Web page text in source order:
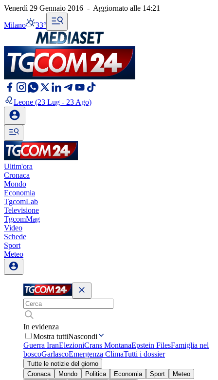
Venerdì 29 Gennaio 2016 - Aggiornato alle 14:21
Milano 33°
Leone (23 Lug - 23 Ago)
Ultim'ora
Cronaca
Mondo
Economia
TgcomLab
Televisione
TgcomMag
Video
Schede
Sport
Meteo
In evidenza
Mostra tuttiNascondi
Guerra IranElezioniCrans MontanaEpstein FilesFamiglia nel
boscoGarlascoEmergenza ClimaTutti i dossier
Tutte le notizie del giorno
Cronaca
Mondo Politica Economia Sport
Meteo